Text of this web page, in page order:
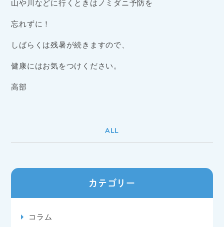
カテゴリー
コラム
山や川などに行くときはノミダニ予防を
忘れずに！
しばらくは残暑が続きますので、
健康にはお気をつけください。
高部
ALL